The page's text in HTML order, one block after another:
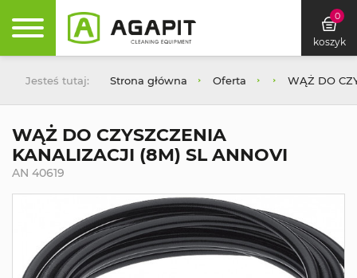
0
koszyk
Jesteś tutaj: Strona główna Oferta WĄŻ DO
WĄŻ DO CZYSZCZENIA
KANALIZACJI (8M) SL ANNOVI
AN 40619